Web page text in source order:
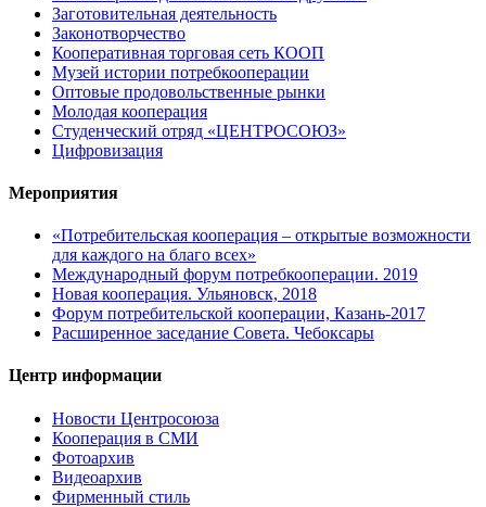
Заготовительная деятельность
Законотворчество
Кооперативная торговая сеть КООП
Музей истории потребкооперации
Оптовые продовольственные рынки
Молодая кооперация
Студенческий отряд «ЦЕНТРОСОЮЗ»
Цифровизация
Мероприятия
«Потребительская кооперация – открытые возможности
для каждого на благо всех»
Международный форум потребкооперации. 2019
Новая кооперация. Ульяновск, 2018
Форум потребительской кооперации, Казань-2017
Расширенное заседание Совета. Чебоксары
Центр информации
Новости Центросоюза
Кооперация в СМИ
Фотоархив
Видеоархив
Фирменный стиль